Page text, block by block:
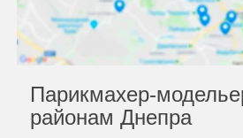
Парикмахер-
районам Днепра